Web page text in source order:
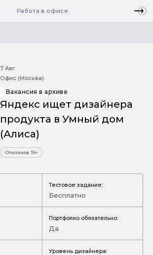
Работа в офисе
7 Авг
Офис (Москва)
Вакансия в архиве
Яндекс ищет дизайнера
продукта в Умный дом
(Алиса)
Откликов 15+
Тестовое задание:
Бесплатно
Портфолио обязательно:
Да
Уровень дизайнера: